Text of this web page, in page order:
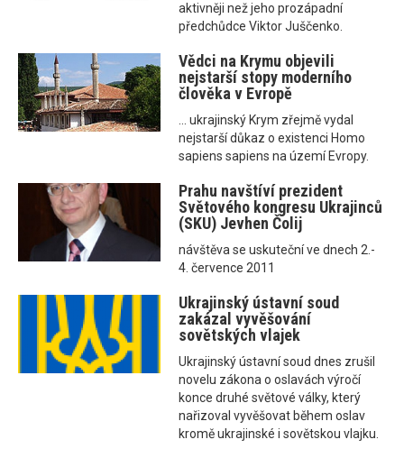
aktivněji než jeho prozápadní
předchůdce Viktor Juščenko.
Vědci na Krymu objevili
nejstarší stopy moderního
člověka v Evropě
... ukrajinský Krym zřejmě vydal
nejstarší důkaz o existenci Homo
sapiens sapiens na území Evropy.
Prahu navštíví prezident
Světového kongresu Ukrajinců
(SKU) Jevhen Čolij
návštěva se uskuteční ve dnech 2.-
4. července 2011
Ukrajinský ústavní soud
zakázal vyvěšování
sovětských vlajek
Ukrajinský ústavní soud dnes zrušil
novelu zákona o oslavách výročí
konce druhé světové války, který
nařizoval vyvěšovat během oslav
kromě ukrajinské i sovětskou vlajku.